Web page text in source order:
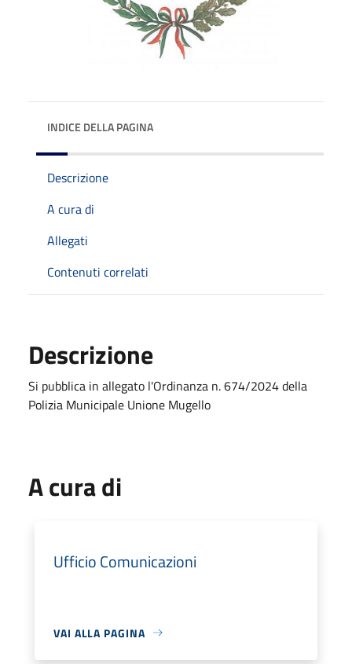
INDICE DELLA PAGINA
Descrizione
A cura di
Allegati
Contenuti correlati
Descrizione
Si pubblica in allegato l'Ordinanza n. 674/2024 della
Polizia Municipale Unione Mugello
A cura di
Ufficio Comunicazioni
VAI ALLA PAGINA